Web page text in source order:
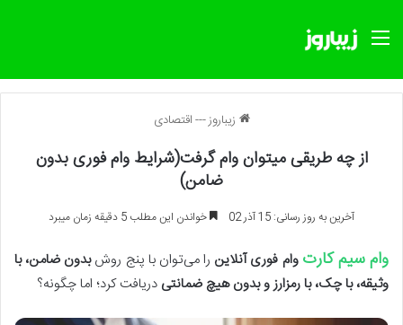
منو
زیباروز---اقتصادی
از چه طریقی میتوان وام گرفت(شرایط وام فوری بدون
ضامن)
آخرین به روز رسانی: 15 آذر 02 خواندن این مطلب 5 دقیقه زمان میبرد
وام سیم کارت وام فوری آنلاین را می‌توان با پنج روشبدون ضامن، با
وثیقه، با چک، با رمزارز و بدون هیچ ضمانتی دریافت کرد؛ اما چگونه؟